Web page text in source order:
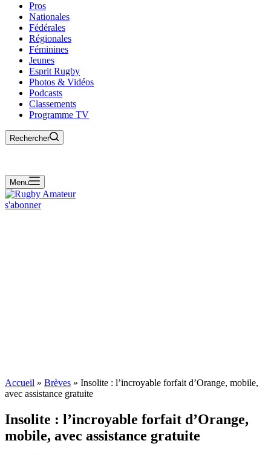
Pros
Nationales
Fédérales
Régionales
Féminines
Jeunes
Esprit Rugby
Photos & Vidéos
Podcasts
Classements
Programme TV
Rechercher
Menu
s'abonner
Accueil » Brèves » Insolite : l’incroyable forfait d’Orange, mobile,
avec assistance gratuite
Insolite : l’incroyable forfait d’Orange,
mobile, avec assistance gratuite